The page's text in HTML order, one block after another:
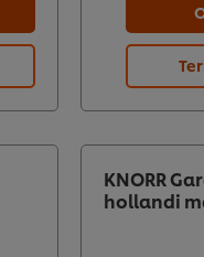
KNORR
hollandi